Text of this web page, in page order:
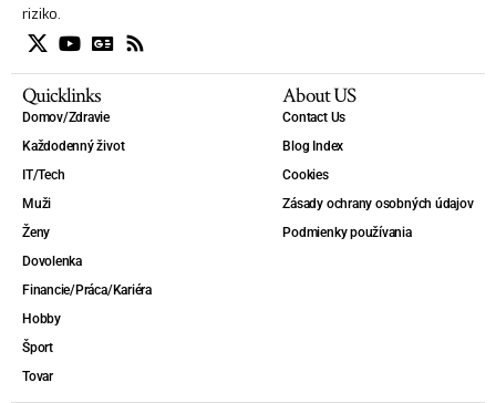
riziko.
Quicklinks
Domov/Zdravie
Každodenný život
IT/Tech
Muži
Ženy
Dovolenka
Financie/Práca/Kariéra
Hobby
Šport
Tovar
About US
Contact Us
Blog Index
Cookies
Zásady ochrany osobných údajov
Podmienky používania